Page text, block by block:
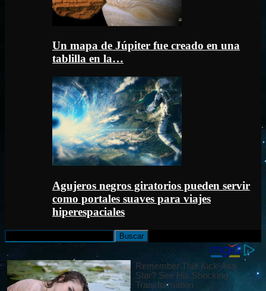
Un mapa de Júpiter fue creado en una
tablilla en la…
Agujeros negros giratorios pueden servir
como portales suaves para viajes
hiperespaciales